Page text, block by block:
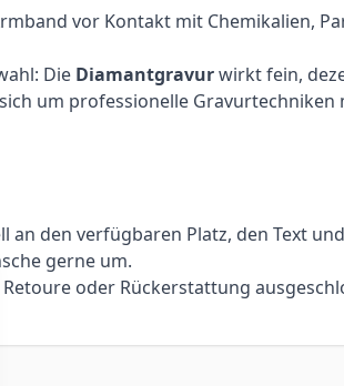
vor Kontakt mit Chemikalien,
Die Diamantgravurwirkt fein,
um professionelle
den verfügbaren Platz, den Text
gerne um.
oder Rückerstattung